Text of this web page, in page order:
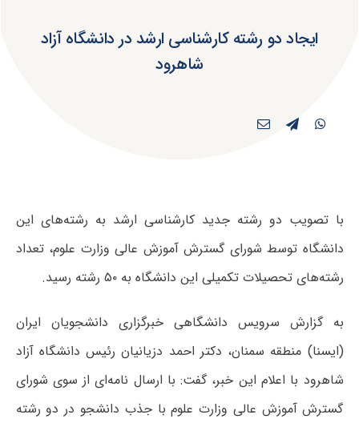
ایجاد دو رشته کارشناسی ارشد در دانشگاه آزاد
شاهرود
با تصویب دو رشته جدید کارشناسی ارشد به رشته‌های این
دانشگاه توسط شورای گسترش آموزش عالی وزارت علوم، تعداد
رشته‌های تحصیلات تکمیلی این دانشگاه به ۵۰ رشته رسید.
به گزارش سرویس دانشگاهی خبرگزاری دانشجویان ایران
(ایسنا) منطقه سمنان، دکتر احمد دزیانیان رئیس دانشگاه آزاد
شاهرود با اعلام این خبر، گفت: با ارسال نامه‌ای از سوی شورای
گسترش آموزش عالی وزارت علوم با جذب دانشجو در دو رشته